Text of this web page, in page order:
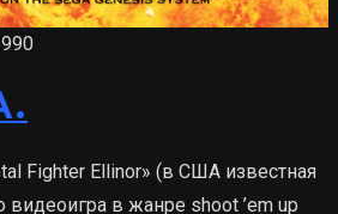
Fighter Ellinor» (в США известная
видеоигра в жанре shoot ’em up